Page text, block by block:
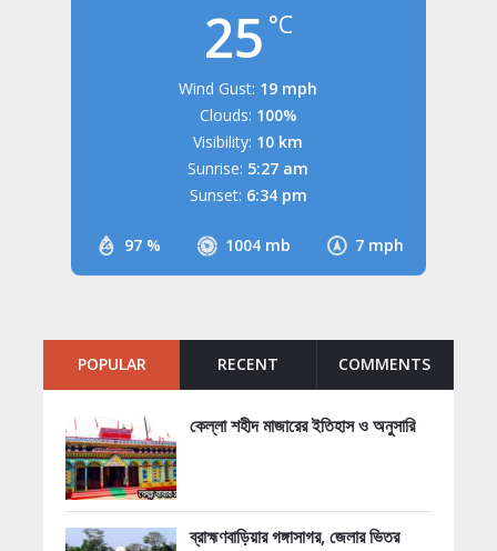
25 °C
97 % 1004 mb 7 mph
Wind Gust: 19 mph
Clouds: 100%
Visibility: 10 km
Sunrise: 5:27 am
Sunset: 6:34 pm
POPULAR RECENT COMMENTS
কেল্লা শহীদ মাজারের ইতিহাস ও অনুসারি
ব্রাহ্মণবাড়িয়ার গঙ্গাসাগর, জেলার ভিতর